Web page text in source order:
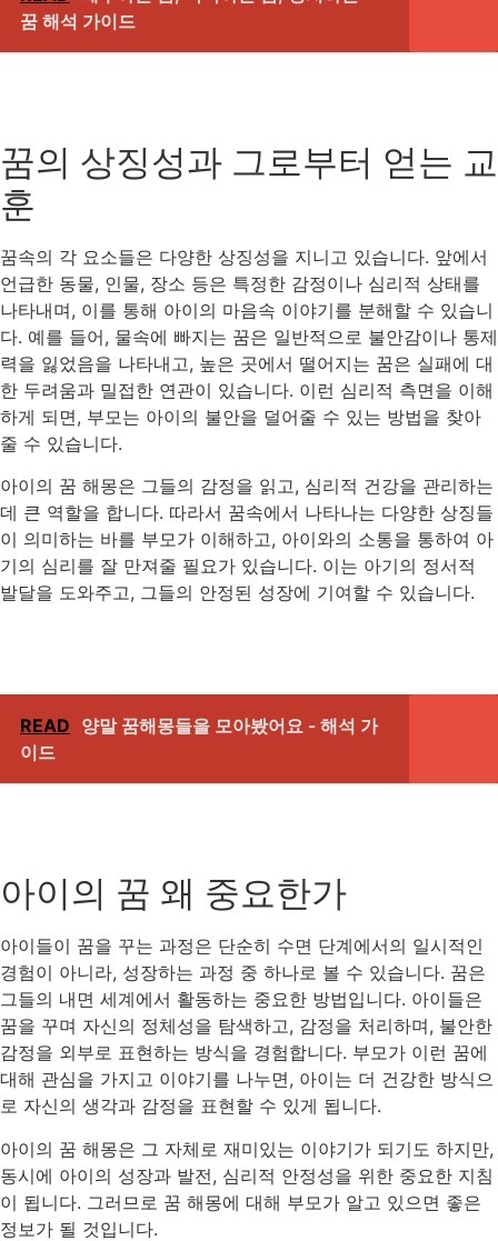
꿈 해석 가이드
꿈의 상징성과 그로부터 얻는 교
훈
꿈속의 각 요소들은 다양한 상징성을 지니고 있습니다. 앞에서
언급한 동물, 인물, 장소 등은 특정한 감정이나 심리적 상태를
나타내며, 이를 통해 아이의 마음속 이야기를 분해할 수 있습니
다. 예를 들어, 물속에 빠지는 꿈은 일반적으로 불안감이나 통제
력을 잃었음을 나타내고, 높은 곳에서 떨어지는 꿈은 실패에 대
한 두려움과 밀접한 연관이 있습니다. 이런 심리적 측면을 이해
하게 되면, 부모는 아이의 불안을 덜어줄 수 있는 방법을 찾아
줄 수 있습니다.
아이의 꿈 해몽은 그들의 감정을 읽고, 심리적 건강을 관리하는
데 큰 역할을 합니다. 따라서 꿈속에서 나타나는 다양한 상징들
이 의미하는 바를 부모가 이해하고, 아이와의 소통을 통하여 아
기의 심리를 잘 만져줄 필요가 있습니다. 이는 아기의 정서적
발달을 도와주고, 그들의 안정된 성장에 기여할 수 있습니다.
READ 양말 꿈해몽들을 모아봤어요 - 해석 가
이드
아이의 꿈 왜 중요한가
아이들이 꿈을 꾸는 과정은 단순히 수면 단계에서의 일시적인
경험이 아니라, 성장하는 과정 중 하나로 볼 수 있습니다. 꿈은
그들의 내면 세계에서 활동하는 중요한 방법입니다. 아이들은
꿈을 꾸며 자신의 정체성을 탐색하고, 감정을 처리하며, 불안한
감정을 외부로 표현하는 방식을 경험합니다. 부모가 이런 꿈에
대해 관심을 가지고 이야기를 나누면, 아이는 더 건강한 방식으
로 자신의 생각과 감정을 표현할 수 있게 됩니다.
아이의 꿈 해몽은 그 자체로 재미있는 이야기가 되기도 하지만,
동시에 아이의 성장과 발전, 심리적 안정성을 위한 중요한 지침
이 됩니다. 그러므로 꿈 해몽에 대해 부모가 알고 있으면 좋은
정보가 될 것입니다.